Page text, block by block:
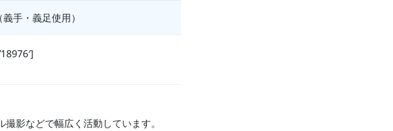
手・義足使用）
影などで幅広く活動しています。